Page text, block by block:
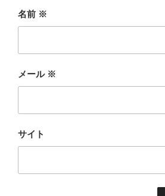
名前 ※
メール ※
サイト